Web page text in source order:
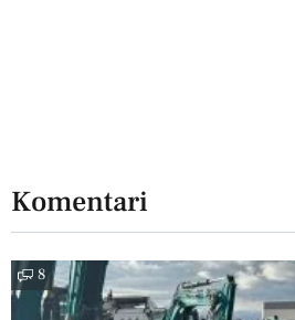
Komentari
8